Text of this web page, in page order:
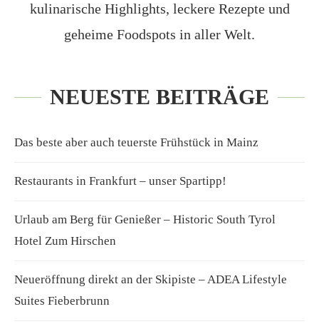
kulinarische Highlights, leckere Rezepte und
geheime Foodspots in aller Welt.
NEUESTE BEITRÄGE
Das beste aber auch teuerste Frühstück in Mainz
Restaurants in Frankfurt – unser Spartipp!
Urlaub am Berg für Genießer – Historic South Tyrol
Hotel Zum Hirschen
Neueröffnung direkt an der Skipiste – ADEA Lifestyle
Suites Fieberbrunn